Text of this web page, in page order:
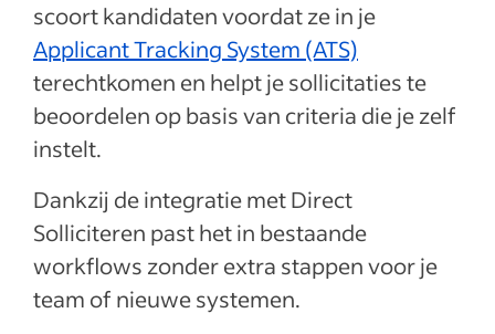
scoort kandidaten voordat ze in je
Applicant Tracking System (ATS)
terechtkomen en helpt je sollicitaties te
beoordelen op basis van criteria die je zelf
instelt.
Dankzij de integratie met Direct
Solliciteren past het in bestaande
workflows zonder extra stappen voor je
team of nieuwe systemen.